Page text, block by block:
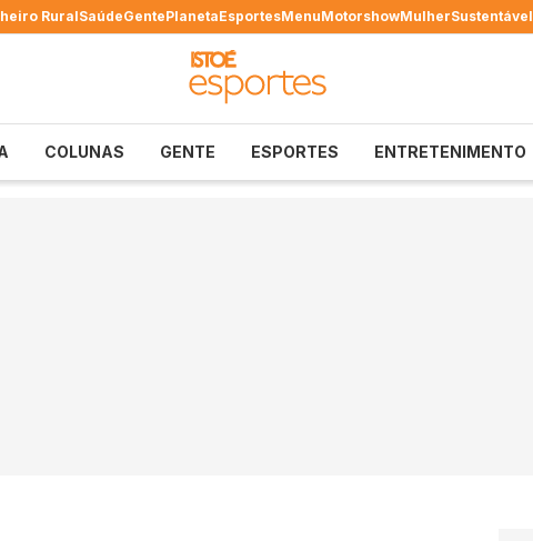
RuralSaúdeGentePlanetaEsportesMenuMotorshowMulherSustentável
COLUNAS GENTE ESPORTES ENTRETENIMENTO